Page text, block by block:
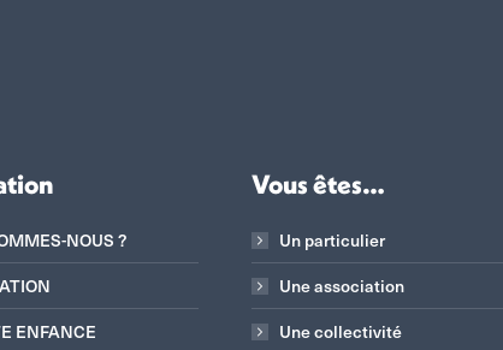
NOUS ?
ENFANCE
Vous êtes…
Un particulier
Une association
Une collectivité